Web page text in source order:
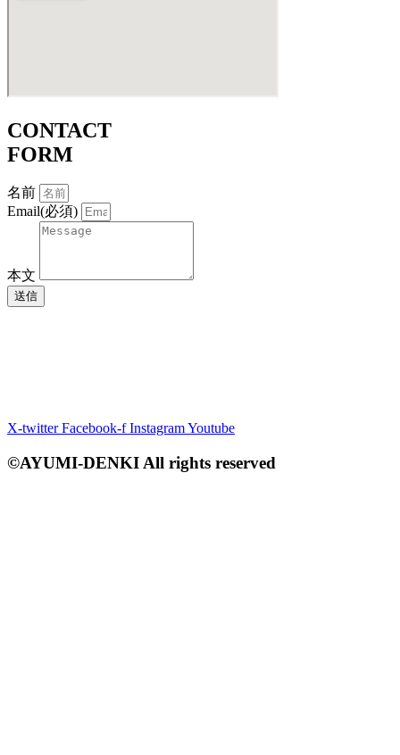
CONTACT
FORM
名前
Email(必須)
本文
送信
X-twitter Facebook-f InstagramYoutube
©AYUMI-DENKI All rights reserved